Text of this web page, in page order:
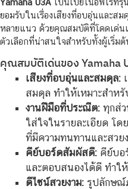
Yamaha U3A เป็นเปียโนอัพไรท์รุ่
ยอมรับในเรื่องเสียงที่อบอุ่นและสม
หลายแนว ด้วยคุณสมบัติที่โดดเด่น
ตัวเลือกที่น่าสนใจสำหรับทั้งผู้เริ่มต้
คุณสมบัติเด่นของ Yamaha
เสียงที่อบอุ่นและสมดุล:
สมดุล ทำให้เหมาะสำห
งานฝีมือที่ประณีต:ทุกส่ว
ใส่ใจในรายละเอียด โ
ที่มีความทนทานและสวย
คีย์บอร์ดสัมผัสดี:คีย์บอ
และตอบสนองได้ดี ทำให้
ดีไซน์สวยงาม:รูปลักษณ์ภ